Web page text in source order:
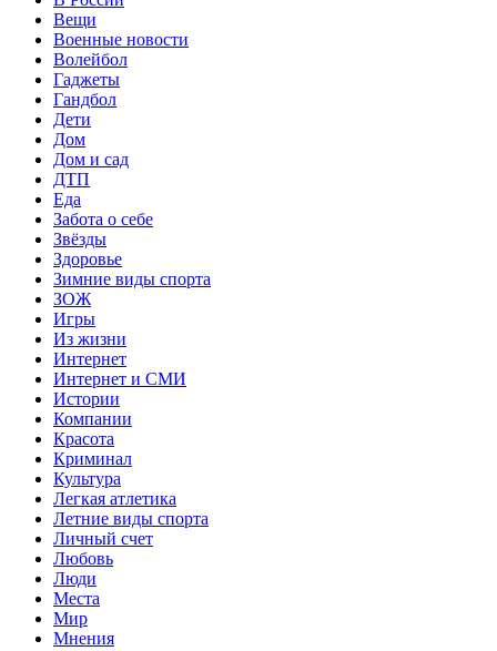
Вещи
Военные новости
Волейбол
Гаджеты
Гандбол
Дети
Дом
Дом и сад
ДТП
Еда
Забота о себе
Звёзды
Здоровье
Зимние виды спорта
ЗОЖ
Игры
Из жизни
Интернет
Интернет и СМИ
Истории
Компании
Красота
Криминал
Культура
Легкая атлетика
Летние виды спорта
Личный счет
Любовь
Люди
Места
Мир
Мнения